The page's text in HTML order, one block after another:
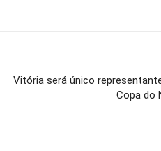
Vitória será único
Copa do